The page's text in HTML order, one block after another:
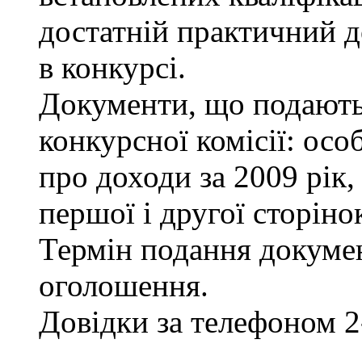
достатній практичний
в конкурсі.
Документи, що
конкурсної комісії:
про доходи за 2009 рік,
першої і другої
Термін подання
оголошення.
Довідки за телефоном